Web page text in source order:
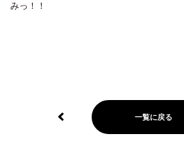
みっ！！
一覧に戻る